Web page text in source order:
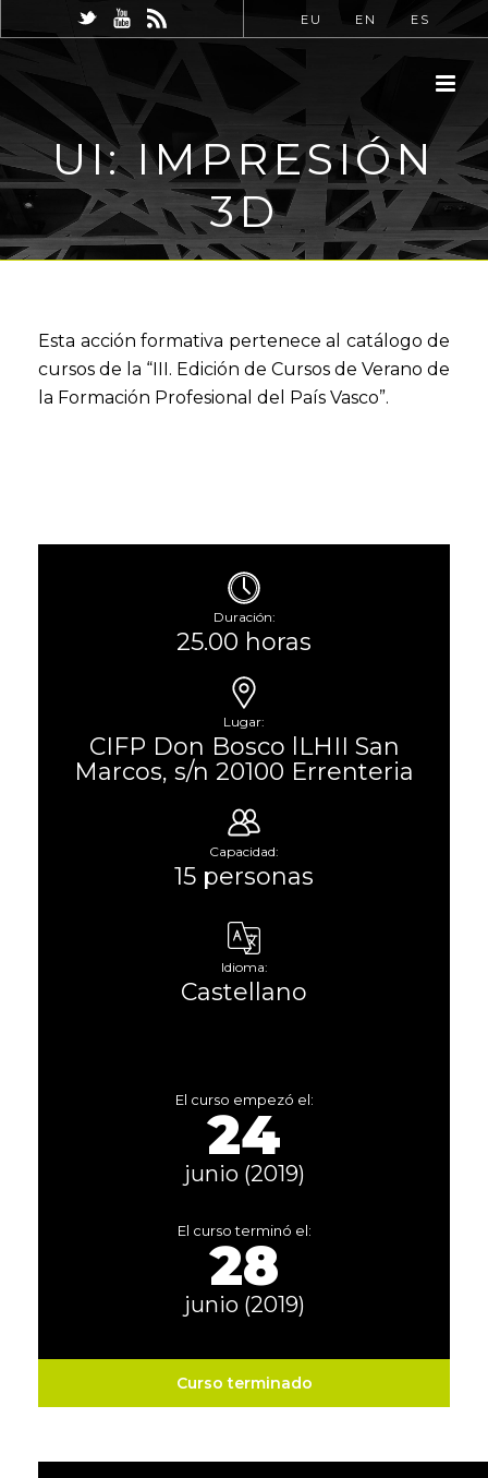
EU EN ES
UI: IMPRESIÓN
3D
Esta acción formativa pertenece al catálogo de
cursos de la “III. Edición de Cursos de Verano de
la Formación Profesional del País Vasco”.
Duración:
25.00 horas
Lugar:
CIFP Don Bosco lLHII San
Marcos, s/n 20100 Errenteria
Capacidad:
15 personas
Idioma:
Castellano
El curso empezó el:
24
junio (2019)
El curso terminó el:
28
junio (2019)
Curso terminado